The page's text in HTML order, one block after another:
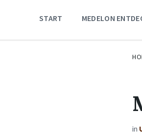
START MEDELON
in